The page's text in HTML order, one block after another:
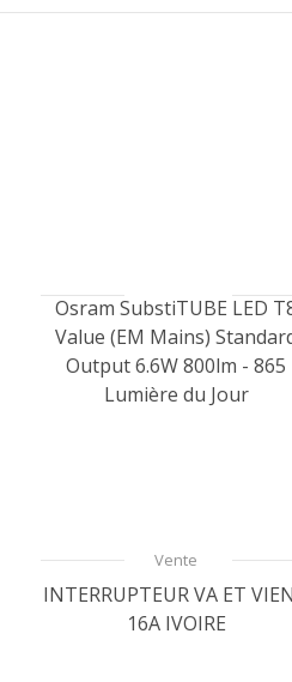
Osram SubstiTUBE LED
Value (EM Mains)
Output 6.6W 800lm - 865
Lumière du Jour
Vente
INTERRUPTEUR VA ET
16A IVOIRE